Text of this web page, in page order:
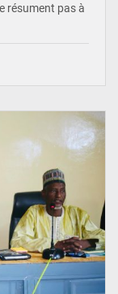
résument pas à